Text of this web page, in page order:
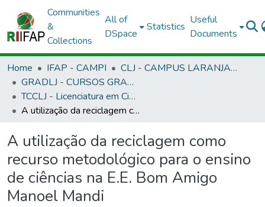
Communities
&
Collections
All of
DSpace
Statistics
Useful
Documents
Home IFAP - CAMPI
CLJ - CAMPUS LARANJAL DO JARI
GRADLJ - CURSOS GRADUAÇÃO - CAMPUS LARANJAL DO JARI
TCCLJ - Licenciatura em Ciências Biológicas
A utilização da reciclagem como recurso metodológico para o ensino de ciências na E.E. Bom Amigo Manoel Mandi
A utilização da reciclagem como
recurso metodológico para o ensino
de ciências na E.E. Bom Amigo
Manoel Mandi